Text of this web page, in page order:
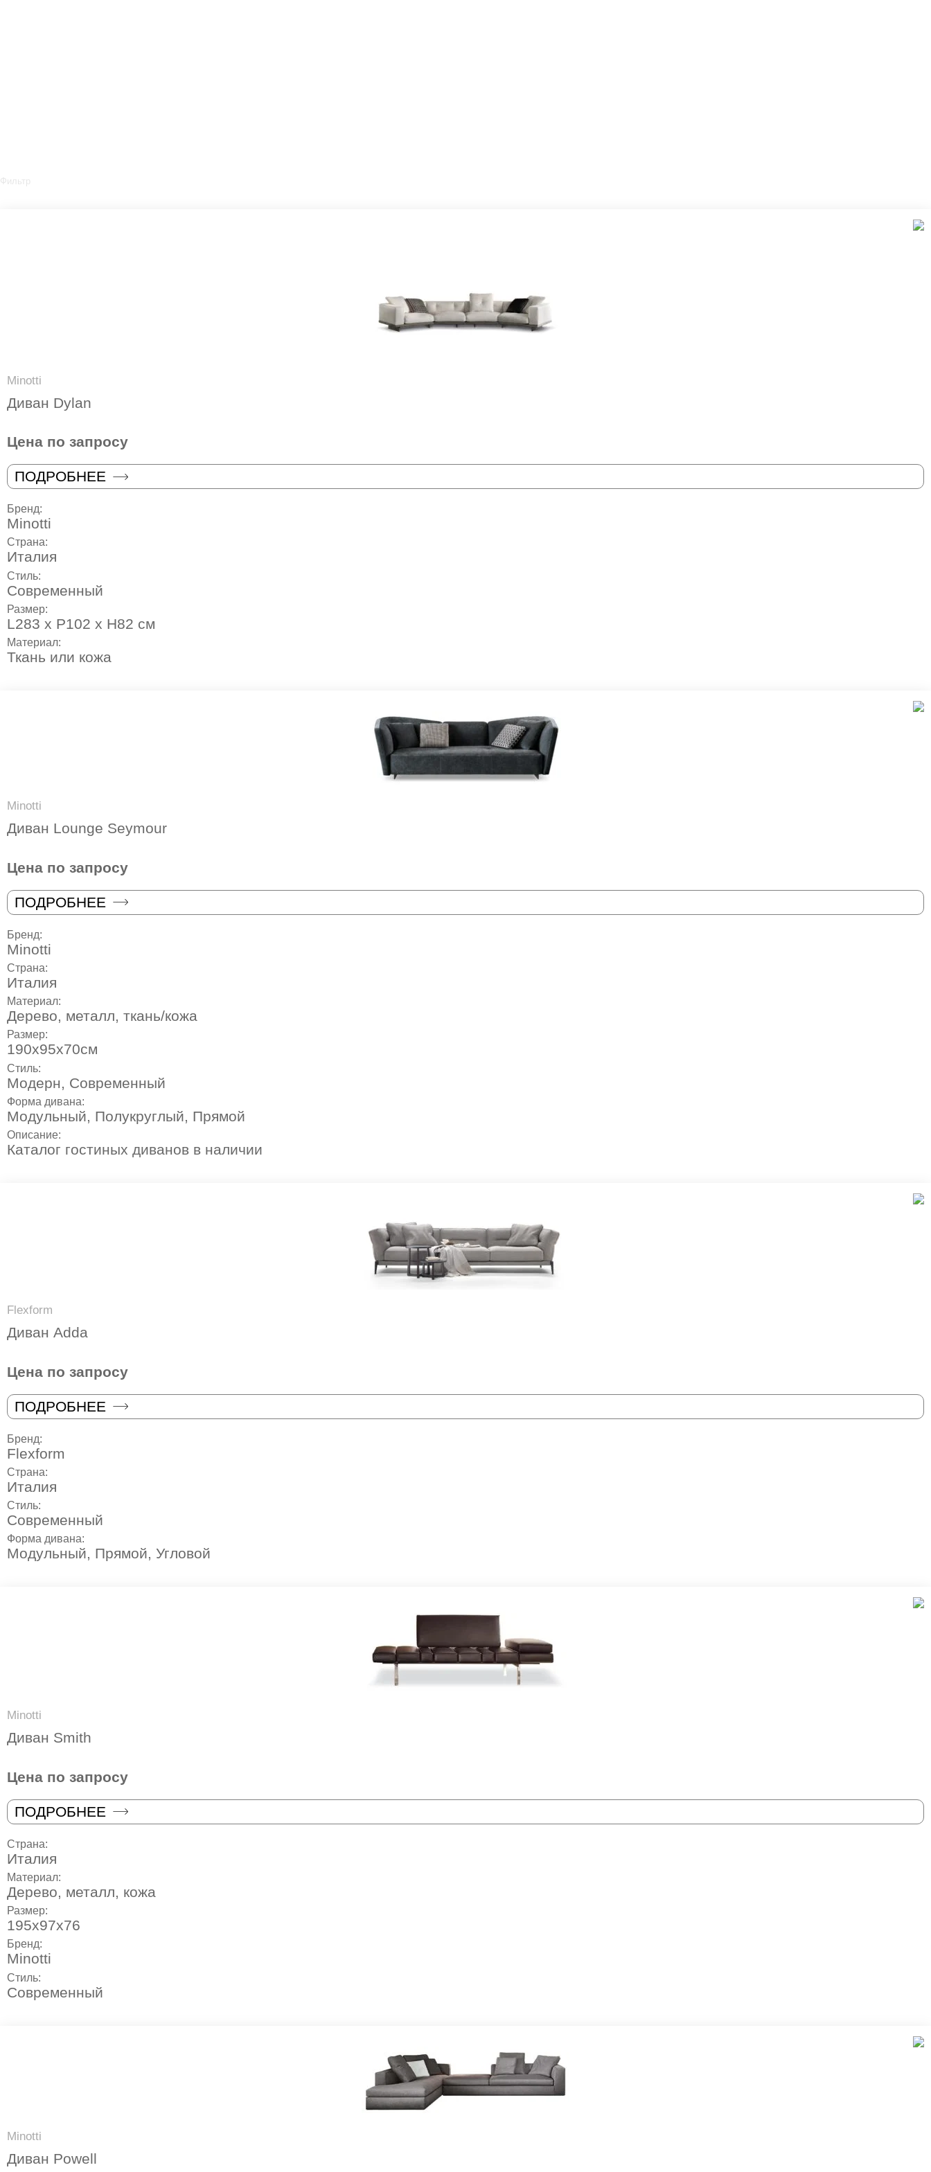
Фильтр
Minotti
Диван Dylan
Цена по запросу
ПОДРОБНЕЕ
Бренд:
Minotti
Страна:
Италия
Стиль:
Современный
Размер:
L283 х P102 х H82 см
Материал:
Ткань или кожа
Minotti
Диван Lounge Seymour
Цена по запросу
ПОДРОБНЕЕ
Бренд:
Minotti
Страна:
Италия
Материал:
Дерево, металл, ткань/кожа
Размер:
190х95х70см
Стиль:
Модерн Современный
Форма дивана:
Модульный, Полукруглый, Прямой
Описание:
Каталог гостиных диванов в наличии
Flexform
Диван Adda
Цена по запросу
ПОДРОБНЕЕ
Бренд:
Flexform
Страна:
Италия
Стиль:
Современный
Форма дивана:
Модульный, Прямой, Угловой
Minotti
Диван Smith
Цена по запросу
ПОДРОБНЕЕ
Страна:
Италия
Материал:
Дерево, металл, кожа
Размер:
195х97х76
Бренд:
Minotti
Стиль:
Современный
Minotti
Диван Powell